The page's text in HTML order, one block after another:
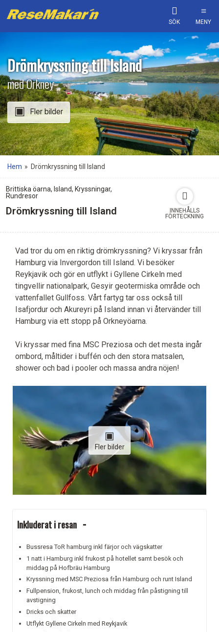
SÖK MENY
Drömkryssning till Island
med Orkney
Fler bilder
Hem » Drömkryssning till Island
Brittiska öarna, Island, Kryssningar,
Rundresor
Drömkryssning till Island
INNEHÅLLS
FÖRTECKNING
Vad tror du om en riktig drömkryssning? Vi kryssar från
Hamburg via Invergordon till Island. Vi besöker
Reykjavik och gör en utflykt i Gyllene Cirkeln med
tingvellir nationalpark, Gesyir geotermiska område och
vattenfallet Gullfoss. Vårt fartyg tar oss också till
Isafjordur och Akureyri på Island innan vi återvänder till
Hamburg via ett stopp på Orkneyöarna.
Vi kryssar med fina MSC Preziosa och det mesta ingår
ombord, måltider i buffén och den stora matsalen,
shower och bad i pooler och massa andra nöjen!
Fler bilder
Inkluderat i resan
Bussresa ToR hamburg inkl färjor och vägskatter
1 natt i Hamburg inkl frukost på hotellet samt besök och
middag på Hofbräu Hamburg
Kryssning med MSC Preziosa från Hamburg och runt Island
Fullpension, frukost, lunch och middag från påstigning till
avstigning
Dricks och skatter
Utflykt Gyllene Cirkeln med Reykjavik